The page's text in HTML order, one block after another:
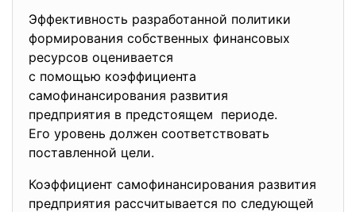
Эффективность разработанной политики
формирования собственных финансовых
ресурсов оценивается
с помощью коэффициента
самофинансирования развития
предприятия в предстоящем периоде.
Его уровень должен соответствовать
поставленной цели.
Коэффициент самофинансирования развития
предприятия рассчитывается по следующей